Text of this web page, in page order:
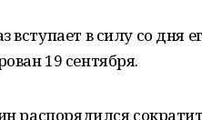
вступает в силу со дня
19 сентября.
распорядился